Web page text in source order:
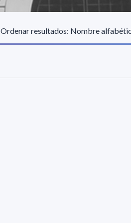
Ordenar resultados: Nombre